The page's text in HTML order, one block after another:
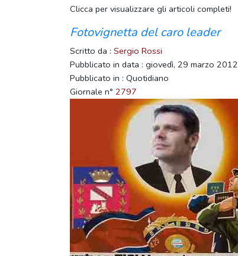
Clicca per visualizzare gli articoli completi!
Fotovignetta del caro leader
Scritto da : Sergio Rossi
Pubblicato in data : giovedì, 29 marzo 2012
Pubblicato in : Quotidiano
Giornale n° 2797